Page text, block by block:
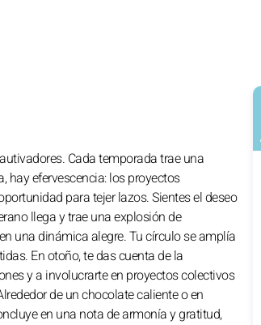
Cada temporada trae una
hay efervescencia: los proyectos
para tejer lazos. Sientes el deseo
llega y trae una explosión de
una dinámica alegre. Tu círculo se amplía
En otoño, te das cuenta de la
y a involucrarte en proyectos colectivos
de un chocolate caliente o en
en una nota de armonía y gratitud,